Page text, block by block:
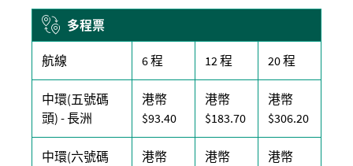
多程票
航線 6 程 12 程 20 程
中環(五號碼
頭) - 長洲
港幣
$93.40港幣 93.4 元
港幣
$183.70港幣 183.7 元
港幣
$306.20港幣
中環(六號碼
港幣
港幣
港幣